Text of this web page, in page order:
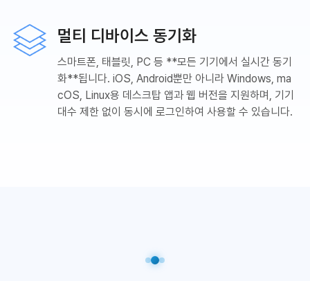
멀티 디바이스 동기화
스마트폰, 태블릿, PC 등 **모든 기기에서 실시간 동기
화**됩니다. iOS, Android뿐만 아니라 Windows, ma
cOS, Linux용 데스크탑 앱과 웹 버전을 지원하며, 기기
대수 제한 없이 동시에 로그인하여 사용할 수 있습니다.